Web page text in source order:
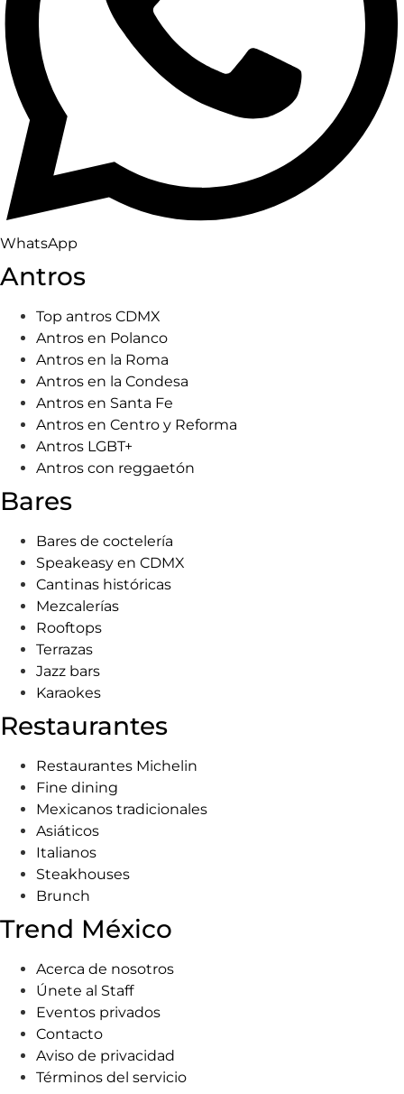
WhatsApp
Antros
Top antros CDMX
Antros en Polanco
Antros en la Roma
Antros en la Condesa
Antros en Santa Fe
Antros en Centro y Reforma
Antros LGBT+
Antros con reggaetón
Bares
Bares de coctelería
Speakeasy en CDMX
Cantinas históricas
Mezcalerías
Rooftops
Terrazas
Jazz bars
Karaokes
Restaurantes
Restaurantes Michelin
Fine dining
Mexicanos tradicionales
Asiáticos
Italianos
Steakhouses
Brunch
Trend México
Acerca de nosotros
Únete al Staff
Eventos privados
Contacto
Aviso de privacidad
Términos del servicio